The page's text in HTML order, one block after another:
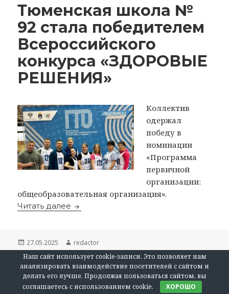
Тюменская школа №
92 стала победителем
Всероссийского
конкурса «ЗДОРОВЫЕ
РЕШЕНИЯ»
Коллектив
одержал
победу в
номинации
«Программа
первичной
организации:
общеобразовательная организация».
Читать далее Тюменская школа № 92 стала
Опубликовано
27.05.2025 Автор
redactor
Наш сайт использует cookie-записи. Это позволяет нам
анализировать взаимодействие посетителей с сайтом и
делать его лучше. Продолжая пользоваться сайтом, вы
соглашаетесь с использованием cookie.
ХОРОШО